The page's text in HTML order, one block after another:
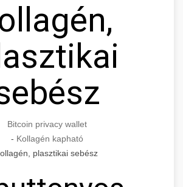
Bitcoin privacy wallet
- Kollagén kapható
plasztikai sebész